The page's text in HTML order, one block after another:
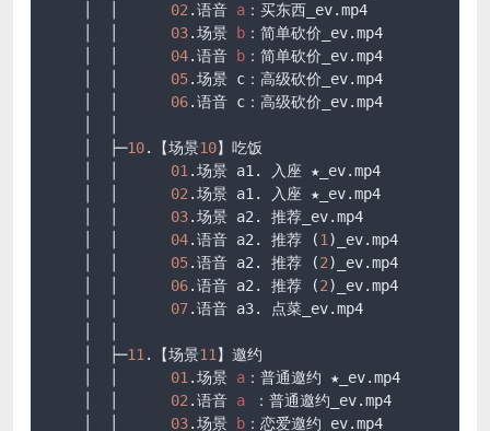
02.语音 a ：买东西_ev.mp4
03.场景 b ：简单砍价_ev.mp4
04.语音 b ：简单砍价_ev.mp4
05.场景 c：高级砍价_ev.mp4
06.语音 c：高级砍价_ev.mp4
    │  ├─
10.【场景10】吃饭
01.场景 a1. 入座 ★_ev.mp4
02.场景 a1. 入座 ★_ev.mp4
03.场景 a2. 推荐_ev.mp4
04.语音 a2. 推荐 (1)_ev.mp4
05.语音 a2. 推荐 (2)_ev.mp4
06.语音 a2. 推荐 (2)_ev.mp4
07.语音 a3. 点菜_ev.mp4
    │  ├─
11.【场景11】邀约
01.场景 a ：普通邀约 ★_ev.mp4
02.语音 a ：普通邀约_ev.mp4
03.场景 b ：恋爱邀约_ev.mp4